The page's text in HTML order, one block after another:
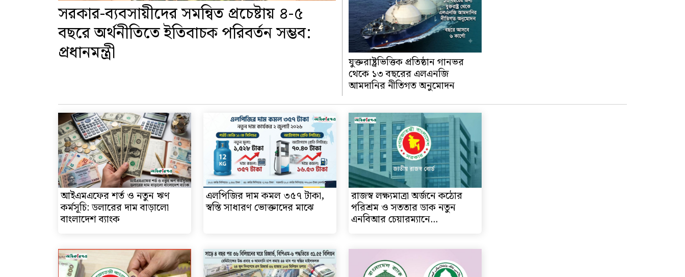
সরকার-ব্যবসায়ীদের সমন্বিত প্রচেষ্টায় ৪-৫
বছরে অর্থনীতিতে ইতিবাচক পরিবর্তন সম্ভব:
প্রধানমন্ত্রী যুক্তরাষ্ট্রভিত্তিক প্রতিষ্ঠান গানভর
থেকে ১৩ বছরের এলএনজি
আমদানির নীতিগত অনুমোদন
আইএমএফের শর্ত ও নতুন ঋণ
কর্মসূচি: ডলারের দাম বাড়ালো
বাংলাদেশ ব্যাংক
এলপিজির দাম কমল ৩৫৭ টাকা,
স্বস্তি সাধারণ ভোক্তাদের মাঝে
রাজস্ব লক্ষ্যমাত্রা অর্জনে কঠোর
পরিশ্রম ও সততার ডাক নতুন
এনবিআর চেয়ারম্যানে...